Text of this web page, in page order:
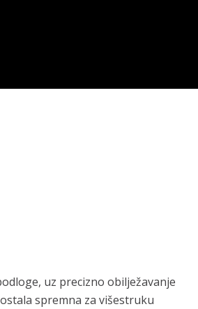
uz precizno obilježavanje
spremna za višestruku